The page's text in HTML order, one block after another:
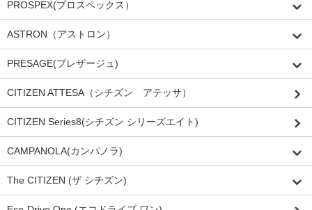
PROSPEX(プロスペックス）
ASTRON（アストロン）
PRESAGE(プレザージュ)
CITIZEN ATTESA（シチズン アテッサ）
CITIZEN Series8(シチズン シリーズエイト)
CAMPANOLA(カンパノラ)
The CITIZEN (ザ シチズン)